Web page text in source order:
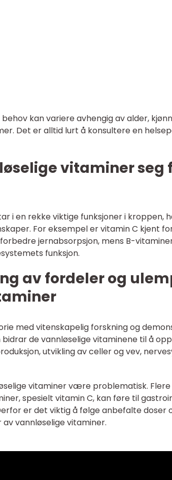
kan variere avhengig av alder,
Det er alltid lurt å konsultere en
vitaminer seg
i en rekke viktige funksjoner i kroppen,
For eksempel er vitamin C kjent
jernabsorpsjon, mens B-
funksjon.
av fordeler og
med vitenskapelig forskning og
bidrar de vannløselige vitaminene til å
utvikling av celler og vev,
vitaminer være problematisk.
spesielt vitamin C, kan føre til
er det viktig å følge anbefalte doser
vannløselige vitaminer.